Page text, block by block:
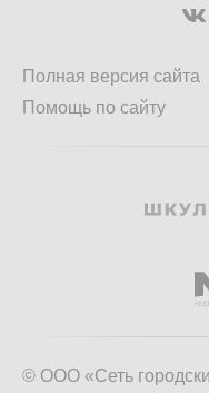
Полная версия сайта
Помощь по сайту
© ООО «Сеть